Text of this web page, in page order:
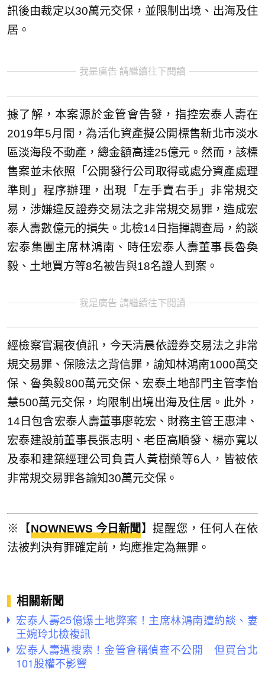
訊後由裁定以30萬元交保，並限制出境、出海及住
居。
我是廣告 請繼續往下閱讀
據了解，本案源於金管會告發，指控宏泰人壽在
2019年5月間，為活化資產擬公開標售新北市淡水
區淡海段不動產，總金額高達25億元。然而，該標
售案並未依照「公開發行公司取得或處分資產處理
準則」程序辦理，出現「左手賣右手」非常規交
易，涉嫌違反證券交易法之非常規交易罪，造成宏
泰人壽數億元的損失。北檢14日指揮調查局，約談
宏泰集團主席林鴻南、時任宏泰人壽董事長魯奐
毅、土地買方等8名被告與18名證人到案。
我是廣告 請繼續往下閱讀
經檢察官漏夜偵訊，今天清晨依證券交易法之非常
規交易罪、保險法之背信罪，諭知林鴻南1000萬交
保、魯奐毅800萬元交保、宏泰土地部門主管李怡
慧500萬元交保，均限制出境出海及住居。此外，
14日包含宏泰人壽董事廖乾宏、財務主管王惠津、
宏泰建設前董事長張志明、老臣高順發、楊亦寛以
及泰和建築經理公司負責人黃樹榮等6人，皆被依
非常規交易罪各諭知30萬元交保。
※【NOWNEWS 今日新聞】提醒您，任何人在依
法被判決有罪確定前，均應推定為無罪。
相關新聞
宏泰人壽25億爆土地弊案！主席林鴻南遭約談、妻
王婉玲北檢複訊
宏泰人壽遭搜索！金管會稱偵查不公開 但買台北
101股權不影響